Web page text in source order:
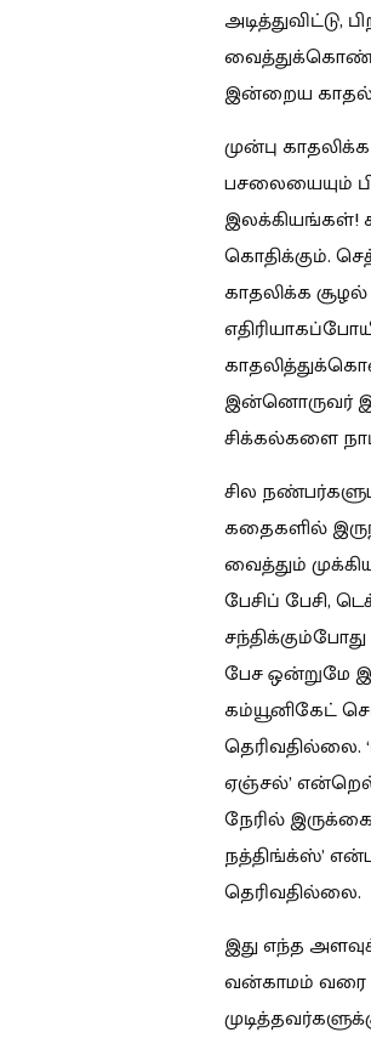
இன்றைய
முன்பு
பசலையையும்
இலக்கியங்கள்!
கொதிக்கும்.
காதலிக்க
இன்னொருவர்
சிக்கல்களை
சில
கதைகளில்
வைத்தும்
பேசிப் பேசி,
பேச ஒன்றுமே
கம்யூனிகேட்
தெரிவதில்லை.
ஏஞ்சல்’
நேரில்
நத்திங்க்ஸ்’
தெரிவதில்லை.
இது எந்த
வன்காமம் வரை